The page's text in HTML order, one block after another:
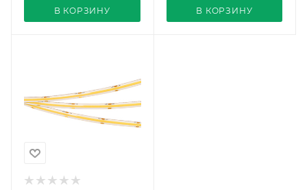
В КОРЗИНУ В КОРЗИНУ